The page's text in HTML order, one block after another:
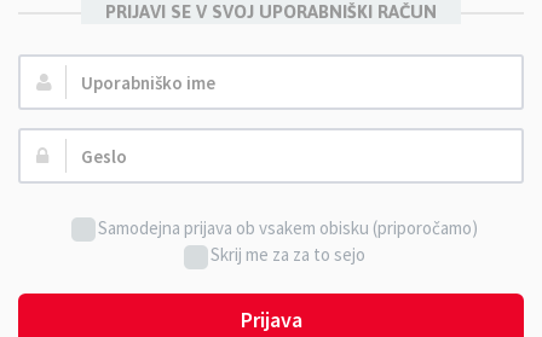
PRIJAVI SE V SVOJ UPORABNIŠKI RAČUN
Uporabniško
ime:
Geslo:
Samodejna prijava ob vsakem obisku (priporočamo)
Skrij me za za to sejo
Prijava